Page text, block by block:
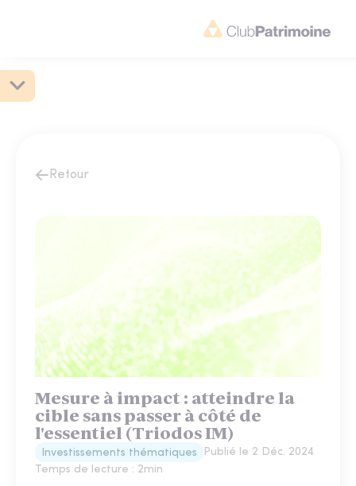
Retour
Mesure à impact : atteindre la
cible sans passer à côté de
l'essentiel (Triodos IM)
Investissements thématiques Publié le 2 Déc. 2024
Temps de lecture : 2min